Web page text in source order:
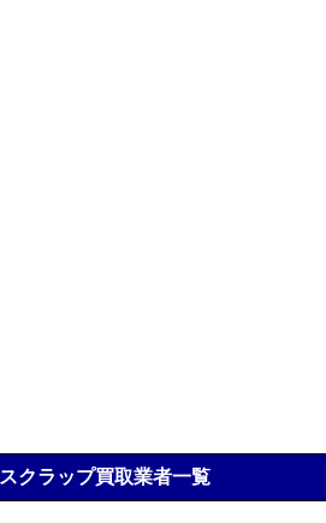
スクラップ買取業者一覧